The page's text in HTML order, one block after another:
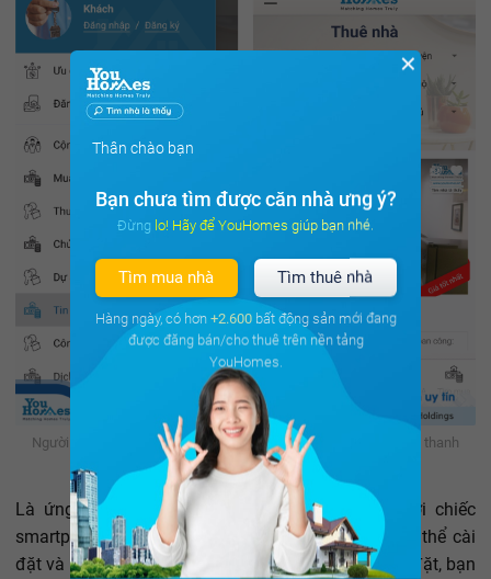
Người dùng có thể ấn vào Menu ở góc trên cùng ứng dụng hoặc thanh
công cụ phía dưới để truy cập qua các chuyên mục khác.
Là ứng dụng điện thoại nên khi có nhu cầu, với chiếc
smartphone hệ điều hành Android, người dùng có thể cài
đặt và sử dụng ngay dịch vụ miễn phí. Sau khi cài đặt, bạn
✕
Thân chào bạn
Bạn chưa tìm được căn nhà ưng ý?
Đừng lo! Hãy để YouHomes giúp bạn nhé.
Tìm mua nhà Tìm thuê nhà
Hàng ngày, có hơn +2.600bất động sản mới đang
được đăng bán/cho thuê trên nền tảng
YouHomes.